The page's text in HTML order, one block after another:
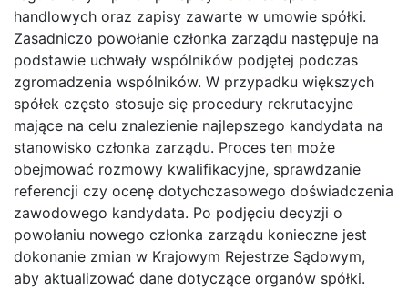
handlowych oraz zapisy zawarte w umowie spółki.
Zasadniczo powołanie członka zarządu następuje na
podstawie uchwały wspólników podjętej podczas
zgromadzenia wspólników. W przypadku większych
spółek często stosuje się procedury rekrutacyjne
mające na celu znalezienie najlepszego kandydata na
stanowisko członka zarządu. Proces ten może
obejmować rozmowy kwalifikacyjne, sprawdzanie
referencji czy ocenę dotychczasowego doświadczenia
zawodowego kandydata. Po podjęciu decyzji o
powołaniu nowego członka zarządu konieczne jest
dokonanie zmian w Krajowym Rejestrze Sądowym,
aby aktualizować dane dotyczące organów spółki.